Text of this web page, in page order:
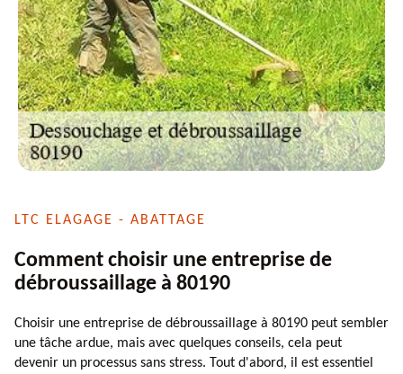
LTC ELAGAGE - ABATTAGE
Comment choisir une entreprise de
débroussaillage à 80190
Choisir une entreprise de débroussaillage à 80190 peut sembler
une tâche ardue, mais avec quelques conseils, cela peut
devenir un processus sans stress. Tout d'abord, il est essentiel